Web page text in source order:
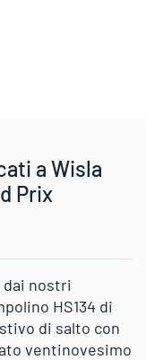
a Wisla
Prix
nostri
HS134 di
di salto con
ventinovesimo